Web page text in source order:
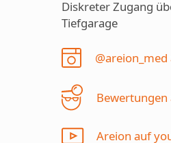
Diskreter Zugang
Tiefgarage
Areion auf